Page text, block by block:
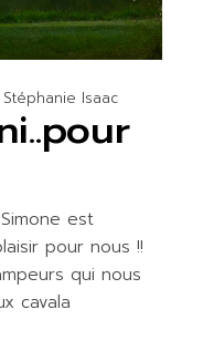
Stéphanie Isaac
est
pour nous !!
qui nous
cavala